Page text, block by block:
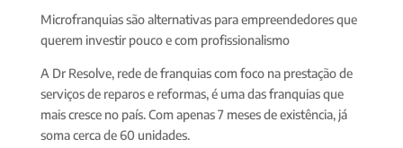
Microfranquias são alternativas para empreendedores que
querem investir pouco e com profissionalismo
A Dr Resolve, rede de franquias com foco na prestação de
serviços de reparos e reformas, é uma das franquias que
mais cresce no país. Com apenas 7 meses de existência, já
soma cerca de 60 unidades.